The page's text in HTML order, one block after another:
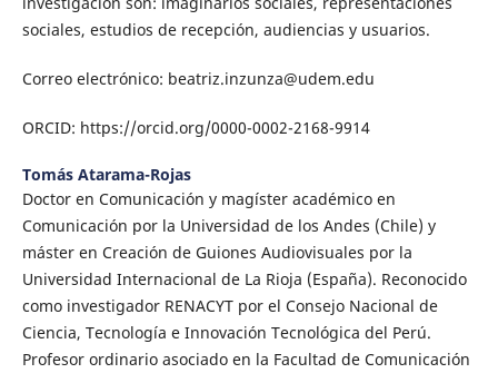
sociales, estudios de recepción, audiencias y usuarios.
Correo electrónico: beatriz.inzunza@udem.edu
ORCID: https://orcid.org/0000-0002-2168-9914
Tomás Atarama-Rojas
Doctor en Comunicación y magíster académico en
Comunicación por la Universidad de los Andes (Chile) y
máster en Creación de Guiones Audiovisuales por la
Universidad Internacional de La Rioja (España). Reconocido
como investigador RENACYT por el Consejo Nacional de
Ciencia, Tecnología e Innovación Tecnológica del Perú.
Profesor ordinario asociado en la Facultad de Comunicación